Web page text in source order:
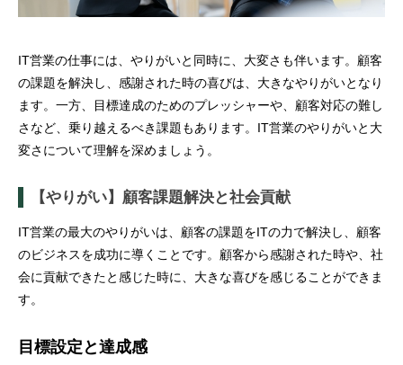
IT営業の仕事には、やりがいと同時に、大変さも伴います。顧客
の課題を解決し、感謝された時の喜びは、大きなやりがいとなり
ます。一方、目標達成のためのプレッシャーや、顧客対応の難し
さなど、乗り越えるべき課題もあります。IT営業のやりがいと大
変さについて理解を深めましょう。
【やりがい】顧客課題解決と社会貢献
IT営業の最大のやりがいは、顧客の課題をITの力で解決し、顧客
のビジネスを成功に導くことです。顧客から感謝された時や、社
会に貢献できたと感じた時に、大きな喜びを感じることができま
す。
目標設定と達成感